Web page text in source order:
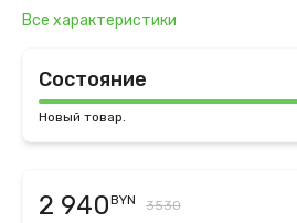
Все характеристики
Состояние
Новый товар.
2 940BYN 3530